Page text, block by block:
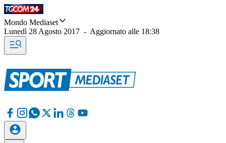
Mondo Mediaset
Lunedì 28 Agosto 2017 - Aggiornato alle 18:38